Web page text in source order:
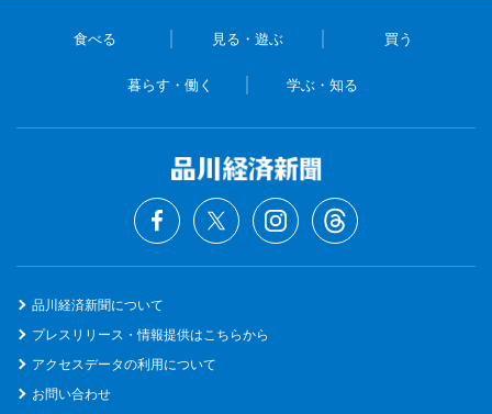
食べる 見る・遊ぶ 買う
暮らす・働く 学ぶ・知る
品川経済新聞について
プレスリリース・情報提供はこちらから
アクセスデータの利用について
お問い合わせ